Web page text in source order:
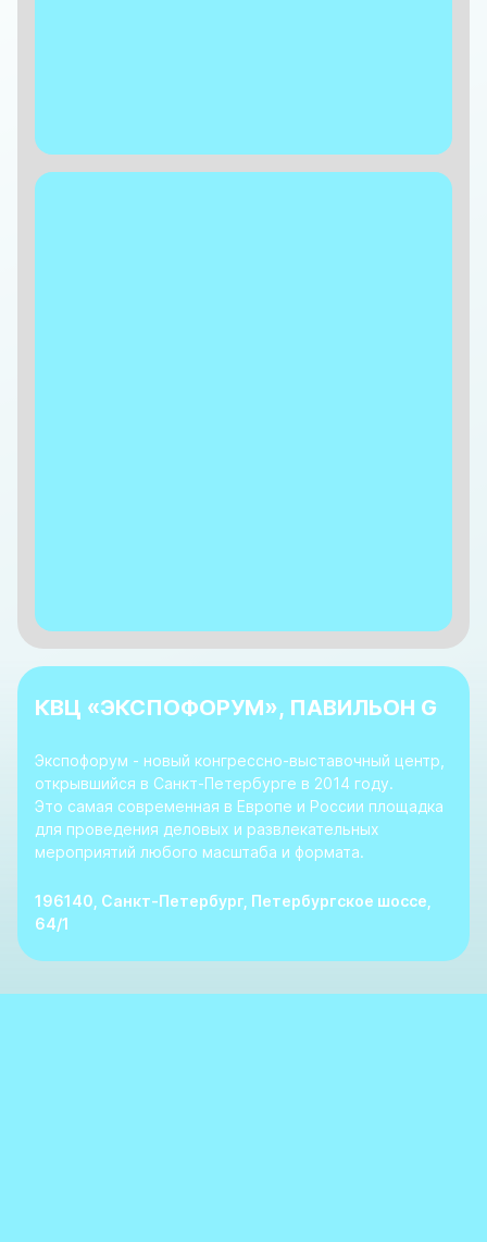
КВЦ «ЭКСПОФОРУМ», ПАВИЛЬОН G
Экспофорум - новый конгрессно-выставочный центр,
открывшийся в Санкт-Петербурге в 2014 году.
Это самая современная в Европе и России площадка
для проведения деловых и развлекательных
мероприятий любого масштаба и формата.
196140, Санкт-Петербург, Петербургское шоссе,
64/1